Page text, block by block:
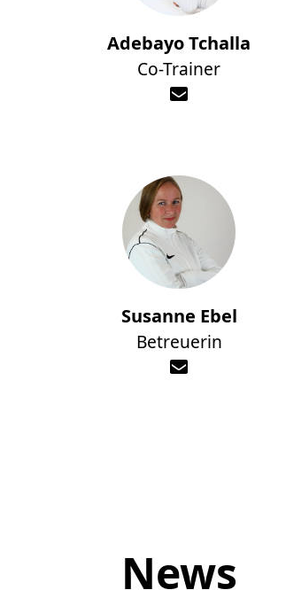
Adebayo Tchalla
Co-Trainer
Susanne Ebel
Betreuerin
News